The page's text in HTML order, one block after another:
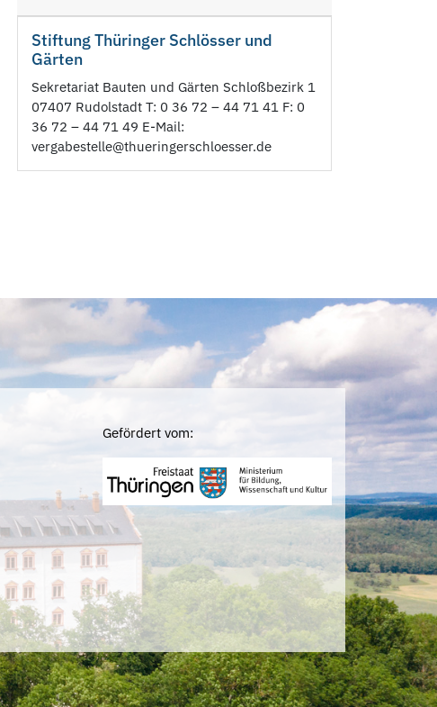
Stiftung Thüringer Schlösser und
Gärten
Sekretariat Bauten und Gärten Schloßbezirk 1
07407 Rudolstadt T: 0 36 72 – 44 71 41 F: 0
36 72 – 44 71 49 E-Mail:
vergabestelle@thueringerschloesser.de
Gefördert vom: